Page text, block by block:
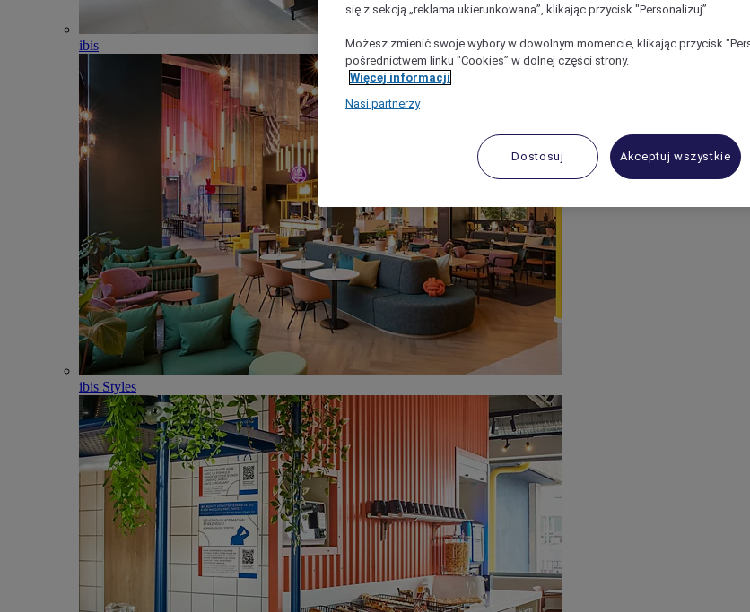
ibis
ibis Styles
się z sekcją „reklama ukierunkowana”, klikając przycisk "Personalizuj”.
Możesz zmienić swoje wybory w dowolnym momencie, klikając przycisk
pośrednictwem linku "Cookies” w dolnej części strony.
Więcej informacji
Nasi partnerzy
Dostosuj Akceptuj wszystkie